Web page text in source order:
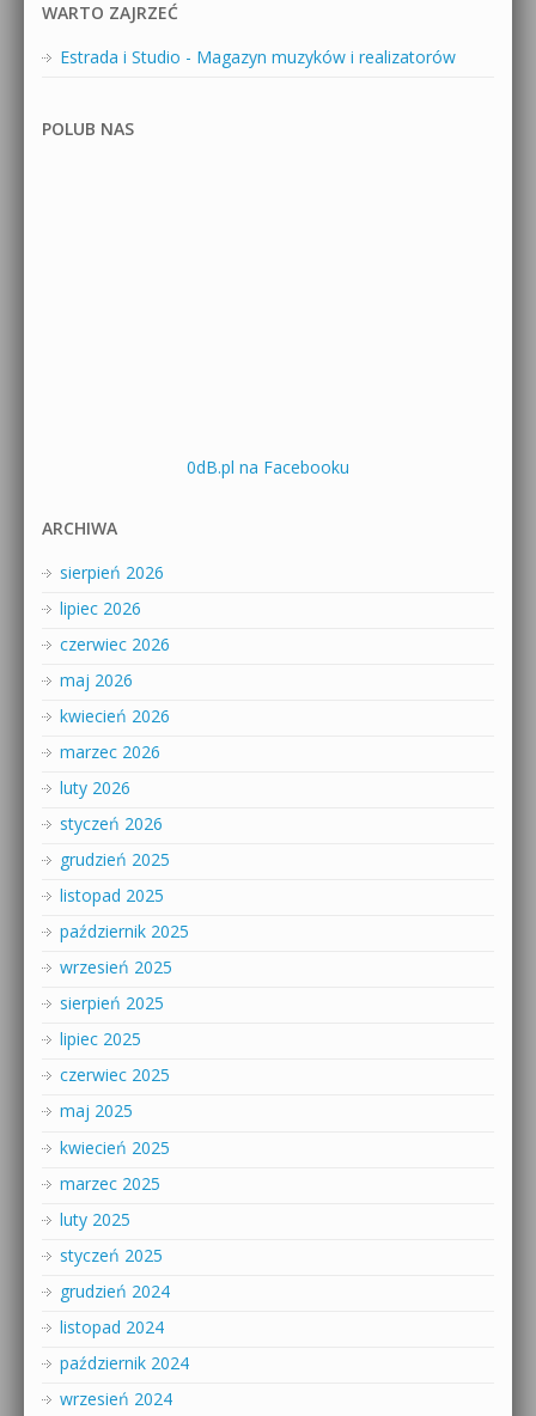
WARTO ZAJRZEĆ
Estrada i Studio - Magazyn muzyków i realizatorów
POLUB NAS
0dB.pl na Facebooku
ARCHIWA
sierpień 2026
lipiec 2026
czerwiec 2026
maj 2026
kwiecień 2026
marzec 2026
luty 2026
styczeń 2026
grudzień 2025
listopad 2025
październik 2025
wrzesień 2025
sierpień 2025
lipiec 2025
czerwiec 2025
maj 2025
kwiecień 2025
marzec 2025
luty 2025
styczeń 2025
grudzień 2024
listopad 2024
październik 2024
wrzesień 2024